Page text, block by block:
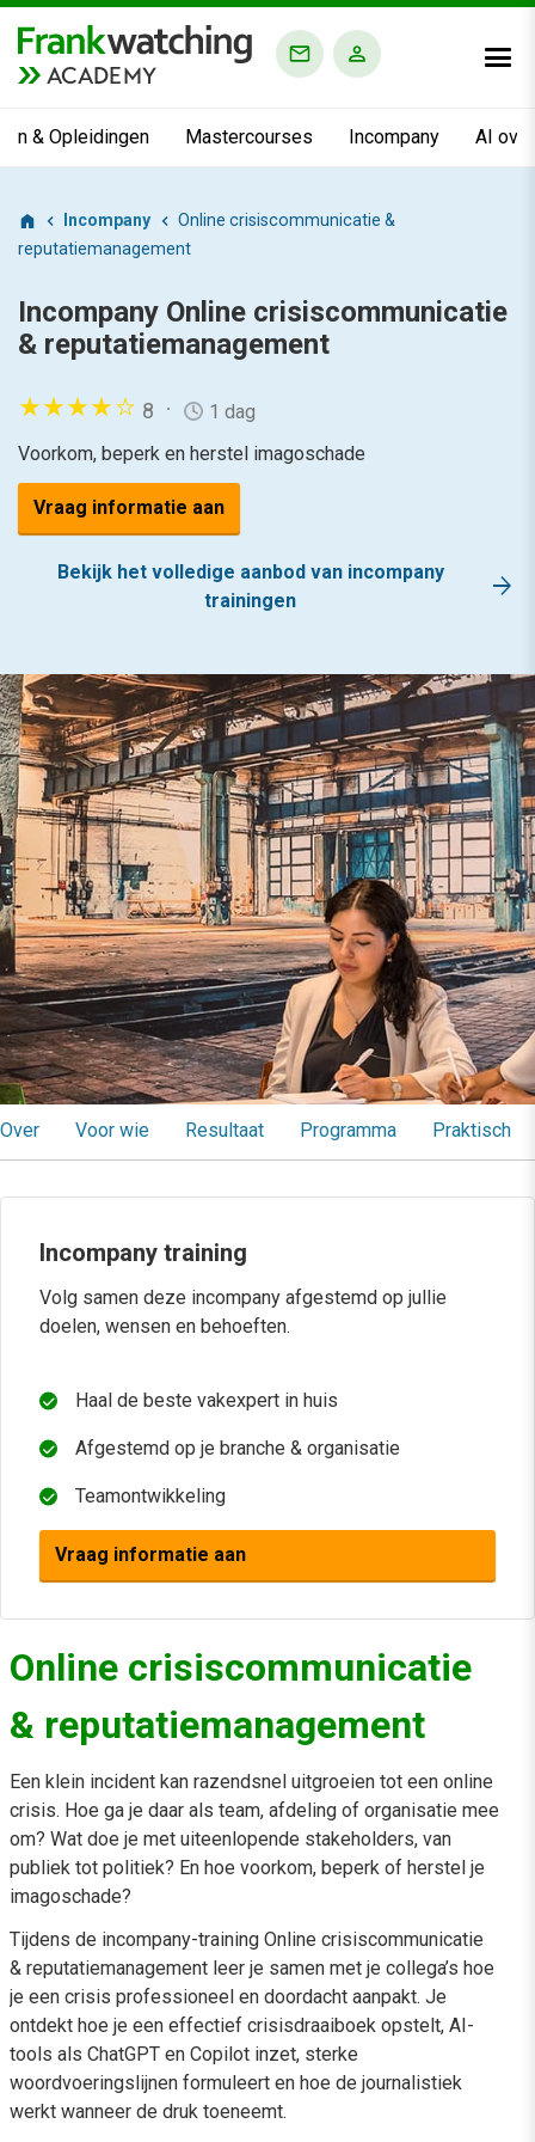
ACADEMY
& Opleidingen Mastercourses Incompany AI
Incompany
Online crisiscommunicatie &
reputatiemanagement
Incompany Online crisiscommunicatie
& reputatiemanagement
8
1 dag
Voorkom, beperk en herstel imagoschade
Vraag informatie aan
Bekijk het volledige aanbod van incompany
trainingen
arrow_forward
Over Voor wie Resultaat Programma Praktisch
Online crisiscommunicatie
& reputatiemanagement
Een klein incident kan razendsnel uitgroeien tot een online
crisis. Hoe ga je daar als team, afdeling of organisatie mee
om? Wat doe je met uiteenlopende stakeholders, van
publiek tot politiek? En hoe voorkom, beperk of herstel je
imagoschade?
Tijdens de incompany-training Online crisiscommunicatie
& reputatiemanagement leer je samen met je collega’s hoe
je een crisis professioneel en doordacht aanpakt. Je
ontdekt hoe je een effectief crisisdraaiboek opstelt, AI-
tools als ChatGPT en Copilot inzet, sterke
woordvoeringslijnen formuleert en hoe de journalistiek
werkt wanneer de druk toeneemt.
Incompany training
Volg samen deze incompany afgestemd op jullie
doelen, wensen en behoeften.
Vraag informatie aan
Haal de beste vakexpert in huis
Afgestemd op je branche & organisatie
Teamontwikkeling